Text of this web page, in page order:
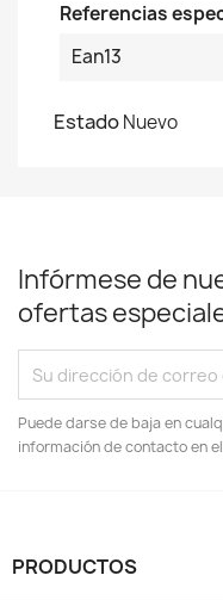
Referencias
Ean13
EstadoNuevo
Infórmese de
ofertas
Puede darse de baja en
información de contacto en
PRODUCTOS